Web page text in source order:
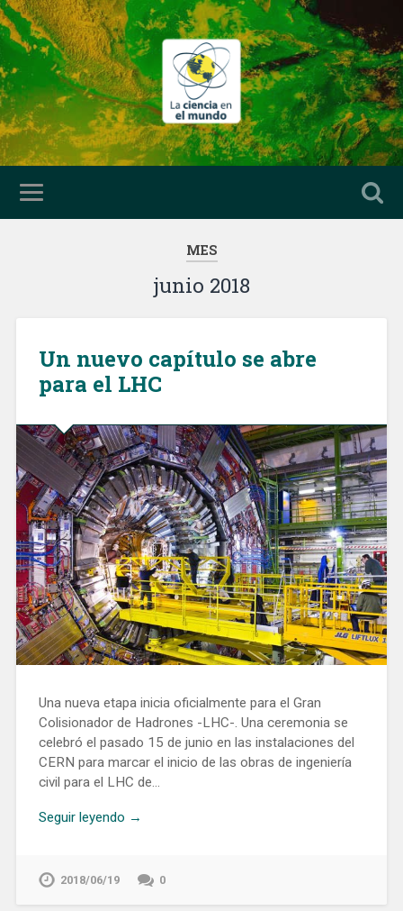
MES
junio 2018
Un nuevo capítulo se abre
para el LHC
Una nueva etapa inicia oficialmente para el Gran
Colisionador de Hadrones -LHC-. Una ceremonia se
celebró el pasado 15 de junio en las instalaciones del
CERN para marcar el inicio de las obras de ingeniería
civil para el LHC de…
Seguir leyendo →
2018/06/19 0